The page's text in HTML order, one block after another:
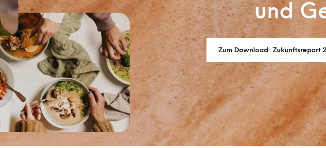
und
Zum Download: Zukunftsreport